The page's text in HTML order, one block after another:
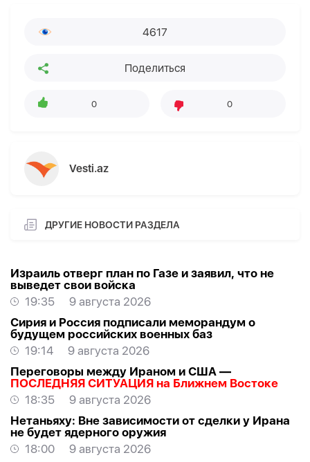
4617
Поделиться
0 0
Vesti.az
ДРУГИЕ НОВОСТИ РАЗДЕЛА
Израиль отверг план по Газе и заявил, что не
выведет свои войска
19:35
9 августа 2026
Сирия и Россия подписали меморандум о
будущем российских военных баз
19:14
9 августа 2026
Переговоры между Ираном и США —
ПОСЛЕДНЯЯ СИТУАЦИЯ на Ближнем Востоке
18:35
9 августа 2026
Нетаньяху: Вне зависимости от сделки у Ирана
не будет ядерного оружия
18:00
9 августа 2026